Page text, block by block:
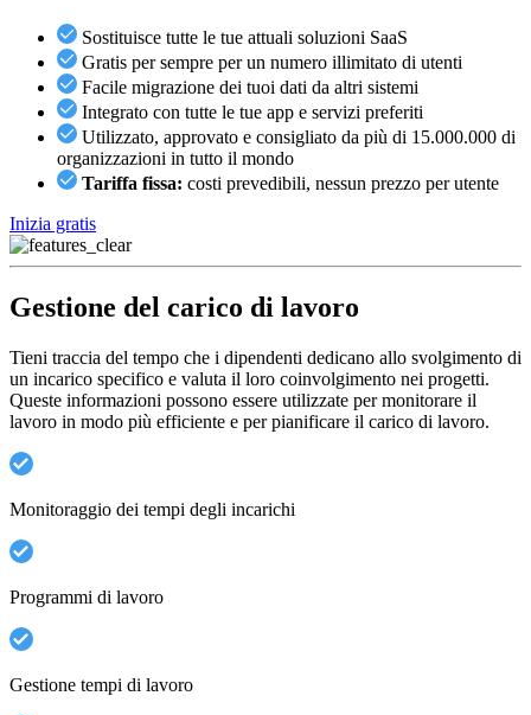
Sostituisce tutte le tue attuali soluzioni SaaS
Gratis per sempre per un numero illimitato di utenti
Facile migrazione dei tuoi dati da altri sistemi
Integrato con tutte le tue app e servizi preferiti
Utilizzato, approvato e consigliato da più di 15.000.000 di
organizzazioni in tutto il mondo
Tariffa fissa: costi prevedibili, nessun prezzo per utente
Inizia gratis
Gestione del carico di lavoro
Tieni traccia del tempo che i dipendenti dedicano allo svolgimento di
un incarico specifico e valuta il loro coinvolgimento nei progetti.
Queste informazioni possono essere utilizzate per monitorare il
lavoro in modo più efficiente e per pianificare il carico di lavoro.
Monitoraggio dei tempi degli incarichi
Programmi di lavoro
Gestione tempi di lavoro